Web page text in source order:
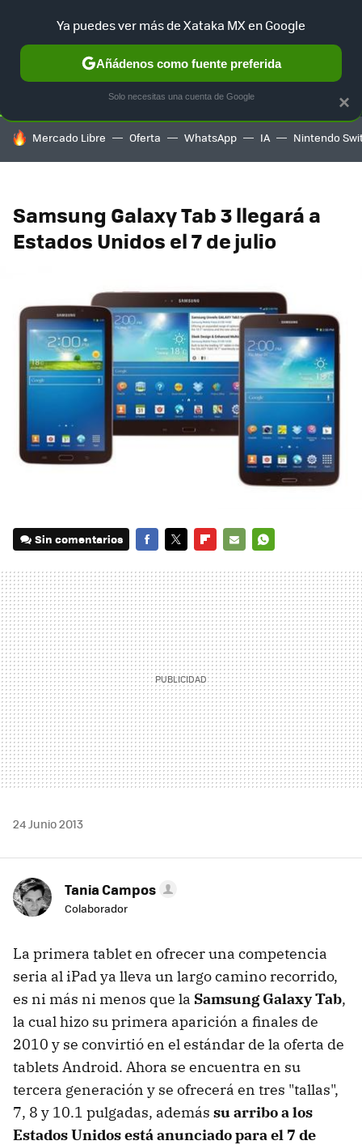
SELECCIÓN GAMING HOME AUTO TERRITORIO
HOY SE HABLA DE
Mercado Libre Oferta WhatsApp IA Nintendo
Samsung Galaxy Tab 3 llegará a
Estados Unidos el 7 de julio
Sin comentarios
MAIL
24 Junio 2013
Tania Campos
Colaborador
La primera tablet en ofrecer una competencia
seria al iPad ya lleva un largo camino recorrido,
es ni más ni menos que la Samsung Galaxy Tab,
la cual hizo su primera aparición a finales de
2010 y se convirtió en el estándar de la oferta de
tablets Android. Ahora se encuentra en su
tercera generación y se ofrecerá en tres "tallas",
7, 8 y 10.1 pulgadas, además su arribo a los
Estados Unidos está anunciado para el 7 de
×
Ya puedes ver más de Xataka MX en Google
Añádenos como fuente preferida
Solo necesitas una cuenta de Google